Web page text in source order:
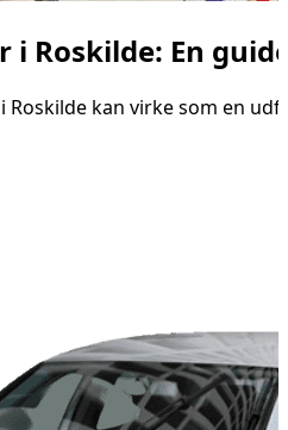
i Roskilde: En
Roskilde kan virke som en